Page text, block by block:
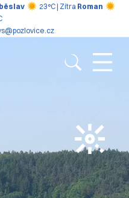
23°C | Zítra Roman